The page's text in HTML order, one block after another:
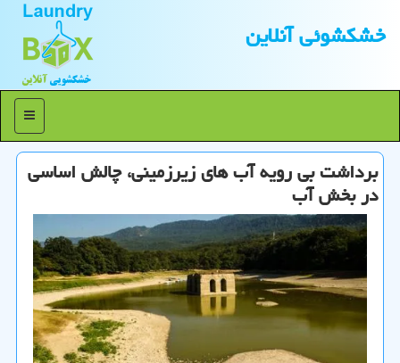
خشكشوئی آنلاین
منو
برداشت بی رویه آب های زیرزمینی، چالش اساسی
در بخش آب